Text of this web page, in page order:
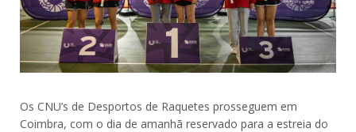
Os CNU’s de Desportos de Raquetes prosseguem em
Coimbra, com o dia de amanhã reservado para a estreia do